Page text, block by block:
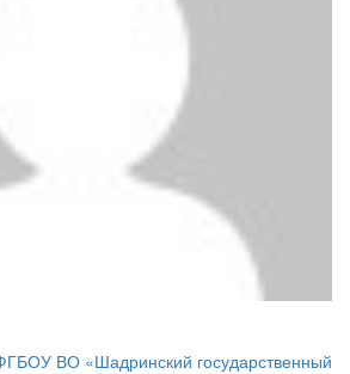
ВО «Шадринский государственный